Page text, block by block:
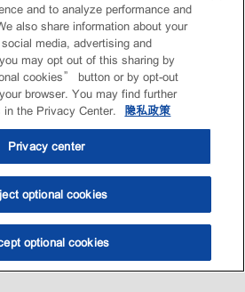
选油助手 查找门店
and to analyze performance and
also share information about your
media, advertising and
may opt out of this sharing by
cookies” button or by opt-out
browser. You may find further
in the Privacy Center.
隐私政策
Privacy center
optional cookies
optional cookies